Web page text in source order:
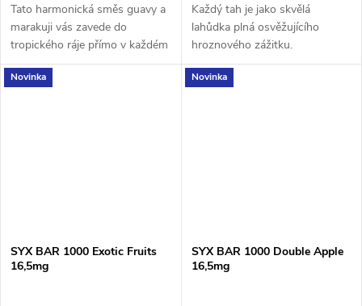
Tato harmonická směs guavy a
marakuji vás zavede do
tropického ráje přímo v každém
potahu.
Každý tah je jako skvělá
lahůdka plná osvěžujícího
hroznového zážitku.
Novinka
SYX BAR 1000 Exotic Fruits
16,5mg
Novinka
SYX BAR 1000 Double Apple
16,5mg